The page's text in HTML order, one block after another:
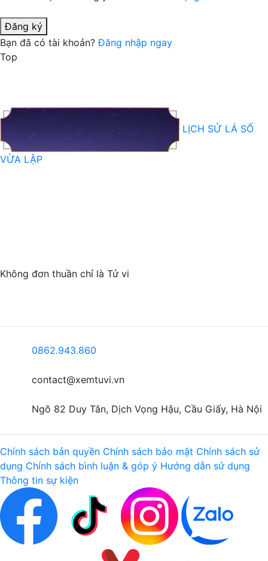
Đăng ký
Bạn đã có tài khoản?Đăng nhập ngay
Top
LỊCH SỬ LÁ SỐ
VỪA LẬP
Không đơn thuần chỉ là Tử vi
0862.943.860
contact@xemtuvi.vn
Ngõ 82 Duy Tân, Dịch Vọng Hậu, Cầu Giấy, Hà Nội
Chính sách bản quyền Chính sách bảo mật Chính sách sử
dụng Chính sách bình luận & góp ý Hướng dẫn sử dụng
Thông tin sự kiện